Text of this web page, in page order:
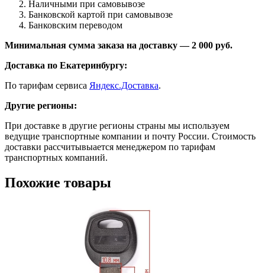
Наличными при самовывозе
Банковской картой при самовывозе
Банковским переводом
Минимальная сумма заказа на доставку — 2 000 руб.
Доставка по Екатеринбургу:
По тарифам сервиса Яндекс.Доставка.
Другие регионы:
При доставке в другие регионы страны мы используем
ведущие транспортные компании и почту России. Стоимость
доставки рассчитывыается менеджером по тарифам
транспортных компаний.
Похожие товары